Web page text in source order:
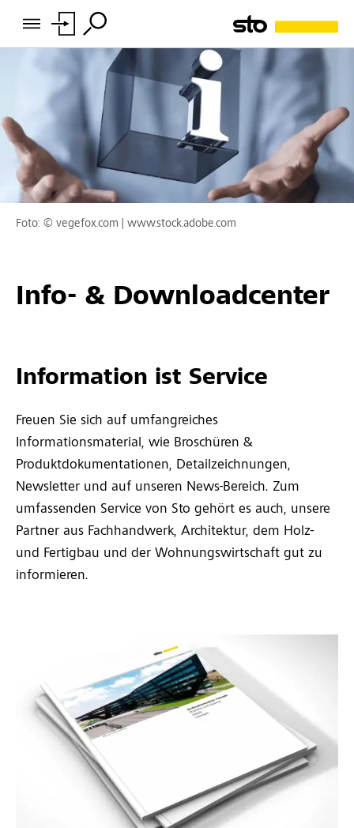
Foto: © vegefox.com | www.stock.adobe.com
Info- & Downloadcenter
Information ist Service
Freuen Sie sich auf umfangreiches
Informationsmaterial, wie Broschüren &
Produktdokumentationen, Detailzeichnungen,
Newsletter und auf unseren News-Bereich. Zum
umfassenden Service von Sto gehört es auch, unsere
Partner aus Fachhandwerk, Architektur, dem Holz-
und Fertigbau und der Wohnungswirtschaft gut zu
informieren.